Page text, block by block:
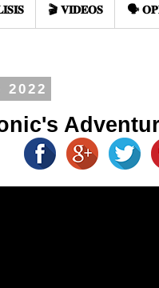
🎬 𝐕𝐈𝐃𝐄𝐎𝐒 🗣️
2022